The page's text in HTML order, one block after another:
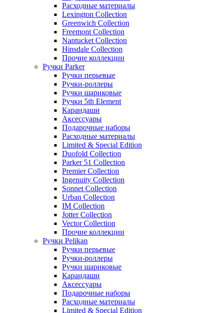
Расходные материалы
Lexington Collection
Greenwich Collection
Freemont Collection
Nantucket Collection
Hinsdale Collection
Прочие коллекции
Ручки Parker
Ручки перьевые
Ручки-роллеры
Ручки шариковые
Ручки 5th Element
Карандаши
Аксессуары
Подарочные наборы
Расходные материалы
Limited & Special Edition
Duofold Collection
Parker 51 Collection
Premier Collection
Ingenuity Collection
Sonnet Collection
Urban Collection
IM Collection
Jotter Collection
Vector Collection
Прочие коллекции
Ручки Pelikan
Ручки перьевые
Ручки-роллеры
Ручки шариковые
Карандаши
Аксессуары
Подарочные наборы
Расходные материалы
Limited & Special Edition